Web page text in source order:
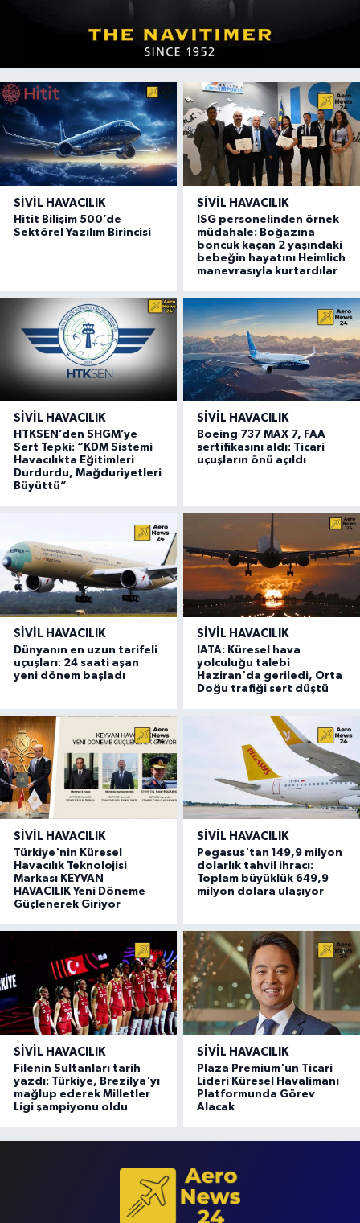
SIVIL HAVACILIK
Hitit Bilişim 500’de
Sektörel Yazılım Birincisi
SIVIL HAVACILIK
ISG personelinden örnek
müdahale: Boğazına
boncuk kaçan 2 yaşındaki
bebeğin hayatını Heimlich
manevrasıyla kurtardılar
SIVIL HAVACILIK
HTKSEN’den SHGM’ye
Sert Tepki: “KDM Sistemi
Havacılıkta Eğitimleri
Durdurdu, Mağduriyetleri
Büyüttü”
SIVIL HAVACILIK
Boeing 737 MAX 7, FAA
sertifikasını aldı: Ticari
uçuşların önü açıldı
SIVIL HAVACILIK
Dünyanın en uzun tarifeli
uçuşları: 24 saati aşan
yeni dönem başladı
SIVIL HAVACILIK
IATA: Küresel hava
yolculuğu talebi
Haziran'da geriledi, Orta
Doğu trafiği sert düştü
SIVIL HAVACILIK
Türkiye'nin Küresel
Havacılık Teknolojisi
Markası KEYVAN
HAVACILIK Yeni Döneme
Güçlenerek Giriyor
SIVIL HAVACILIK
Pegasus'tan 149,9 milyon
dolarlık tahvil ihracı:
Toplam büyüklük 649,9
milyon dolara ulaşıyor
SIVIL HAVACILIK
Filenin Sultanları tarih
yazdı: Türkiye, Brezilya'yı
mağlup ederek Milletler
Ligi şampiyonu oldu
SIVIL HAVACILIK
Plaza Premium'un Ticari
Lideri Küresel Havalimanı
Platformunda Görev
Alacak